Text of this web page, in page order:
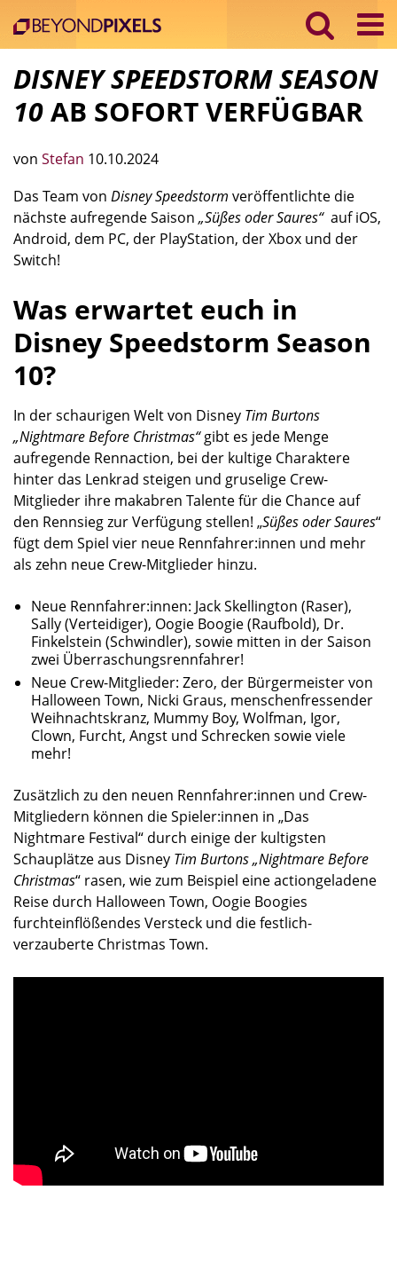
DISNEY SPEEDSTORM SEASON
10AB SOFORT VERFÜGBAR
von Stefan 10.10.2024
Das Team von Disney Speedstorm veröffentlichte die
nächste aufregende Saison „Süßes oder Saures“ auf iOS,
Android, dem PC, der PlayStation, der Xbox und der
Switch!
Was erwartet euch in
Disney Speedstorm Season
10?
In der schaurigen Welt von Disney Tim Burtons
„Nightmare Before Christmas“gibt es jede Menge
aufregende Rennaction, bei der kultige Charaktere
hinter das Lenkrad steigen und gruselige Crew-
Mitglieder ihre makabren Talente für die Chance auf
den Rennsieg zur Verfügung stellen! „Süßes oder Saures“
fügt dem Spiel vier neue Rennfahrer:innen und mehr
als zehn neue Crew-Mitglieder hinzu.
Neue Rennfahrer:innen: Jack Skellington (Raser),
Sally (Verteidiger), Oogie Boogie (Raufbold), Dr.
Finkelstein (Schwindler), sowie mitten in der Saison
zwei Überraschungsrennfahrer!
Neue Crew-Mitglieder: Zero, der Bürgermeister von
Halloween Town, Nicki Graus, menschenfressender
Weihnachtskranz, Mummy Boy, Wolfman, Igor,
Clown, Furcht, Angst und Schrecken sowie viele
mehr!
Zusätzlich zu den neuen Rennfahrer:innen und Crew-
Mitgliedern können die Spieler:innen in „Das
Nightmare Festival“ durch einige der kultigsten
Schauplätze aus Disney Tim Burtons „Nightmare Before
Christmas“ rasen, wie zum Beispiel eine actiongeladene
Reise durch Halloween Town, Oogie Boogies
furchteinflößendes Versteck und die festlich-
verzauberte Christmas Town.